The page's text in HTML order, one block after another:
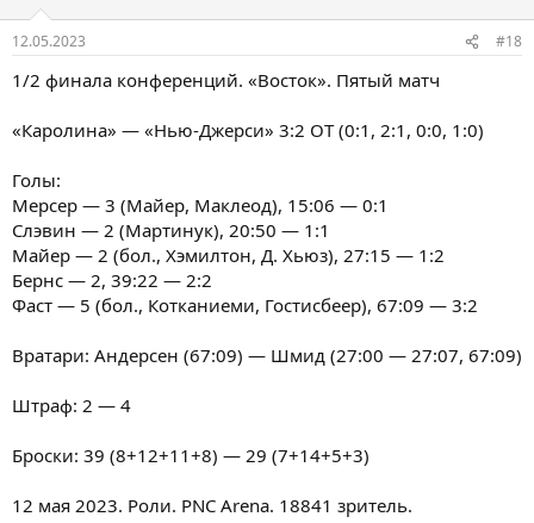
12.05.2023 #18
1/2 финала конференций. «Восток». Пятый матч
«Каролина» — «Нью-Джерси» 3:2 ОТ (0:1, 2:1, 0:0, 1:0)
Голы:
Мерсер — 3 (Майер, Маклеод), 15:06 — 0:1
Слэвин — 2 (Мартинук), 20:50 — 1:1
Майер — 2 (бол., Хэмилтон, Д. Хьюз), 27:15 — 1:2
Бернс — 2, 39:22 — 2:2
Фаст — 5 (бол., Котканиеми, Гостисбеер), 67:09 — 3:2
Вратари: Андерсен (67:09) — Шмид (27:00 — 27:07, 67:09)
Штраф: 2 — 4
Броски: 39 (8+12+11+8) — 29 (7+14+5+3)
12 мая 2023. Роли. PNC Arena. 18841 зритель.